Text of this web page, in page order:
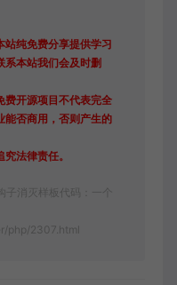
站纯免费分享提供学习
系本站我们会及时删
费开源项目不代表完全
能否商用，否则产生的
法律责任。
子消灭样板代码：一个
php/2307.html